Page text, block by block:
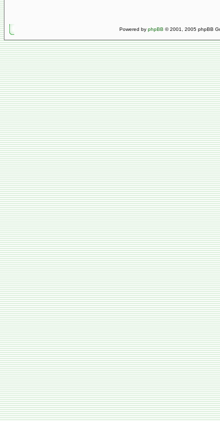
Powered by phpBB © 2001, 2005 phpBB